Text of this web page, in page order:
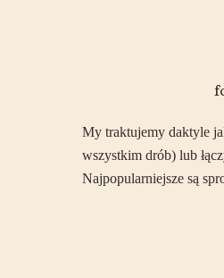
My traktujemy daktyle
wszystkim drób) lub
Najpopularniejsze są